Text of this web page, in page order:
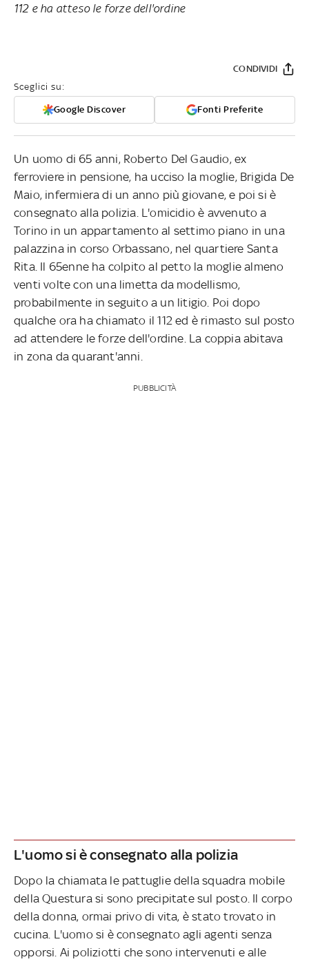
112 e ha atteso le forze dell'ordine
Sceglici su:
Google Discover Fonti Preferite
CONDIVIDI
Un uomo di 65 anni, Roberto Del Gaudio, ex
ferroviere in pensione, ha ucciso la moglie, Brigida De
Maio, infermiera di un anno più giovane, e poi si è
consegnato alla polizia. L'omicidio è avvenuto a
Torino in un appartamento al settimo piano in una
palazzina in corso Orbassano, nel quartiere Santa
Rita. Il 65enne ha colpito al petto la moglie almeno
venti volte con una limetta da modellismo,
probabilmente in seguito a un litigio. Poi dopo
qualche ora ha chiamato il 112 ed è rimasto sul posto
ad attendere le forze dell'ordine. La coppia abitava
in zona da quarant'anni.
PUBBLICITÀ
L'uomo si è consegnato alla polizia
Dopo la chiamata le pattuglie della squadra mobile
della Questura si sono precipitate sul posto. Il corpo
della donna, ormai privo di vita, è stato trovato in
cucina. L'uomo si è consegnato agli agenti senza
opporsi. Ai poliziotti che sono intervenuti e alle